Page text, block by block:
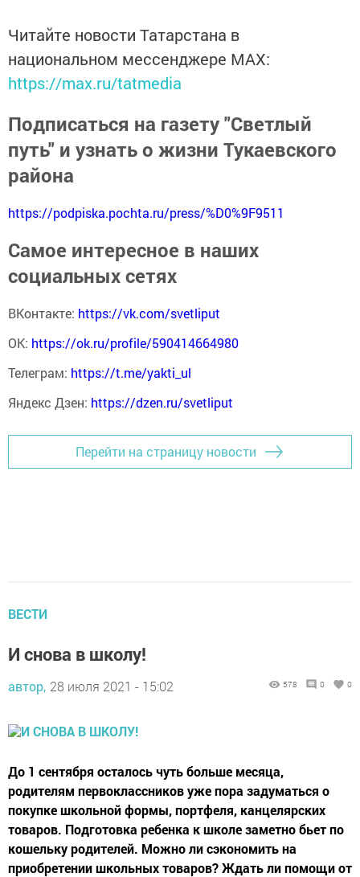
Читайте новости Татарстана в
национальном мессенджере MАХ:
https://max.ru/tatmedia
Подписаться на газету "Светлый
путь" и узнать о жизни Тукаевского
района
https://podpiska.pochta.ru/press/%D0%9F9511
Самое интересное в наших
социальных сетях
ВКонтакте: https://vk.com/svetliput
ОК: https://ok.ru/profile/590414664980
Телеграм: https://t.me/yakti_ul
Яндекс Дзен: https://dzen.ru/svetliput
Перейти на страницу новости
ВЕСТИ
И снова в школу!
автор, 28 июля 2021 - 15:02 578 0 0
До 1 сентября осталось чуть больше месяца,
родителям первоклассников уже пора задуматься о
покупке школьной формы, портфеля, канцелярских
товаров. Подготовка ребенка к школе заметно бьет по
кошельку родителей. Можно ли сэкономить на
приобретении школьных товаров? Ждать ли помощи от